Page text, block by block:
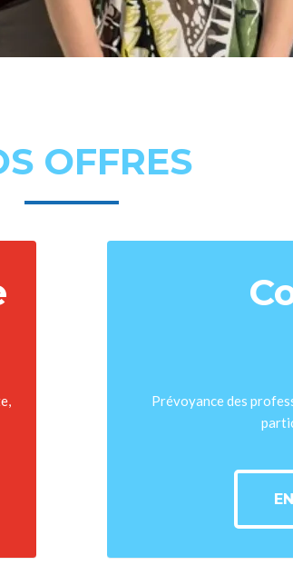
OFFRES
Prévoyance des